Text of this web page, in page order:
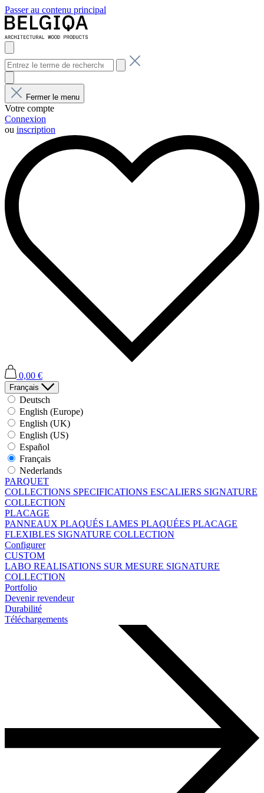
Passer au contenu principal
Fermer le menu
Votre compte
Connexion
ou inscription
0,00 €
Français
Deutsch
English (Europe)
English (UK)
English (US)
Español
Français
Nederlands
PARQUET
COLLECTIONS SPECIFICATIONS ESCALIERS SIGNATURE
COLLECTION
PLACAGE
PANNEAUX PLAQUÉS LAMES PLAQUÉES PLACAGE
FLEXIBLES SIGNATURE COLLECTION
Configurer
CUSTOM
LABO REALISATIONS SUR MESURE SIGNATURE
COLLECTION
Portfolio
Devenir revendeur
Durabilité
Téléchargements